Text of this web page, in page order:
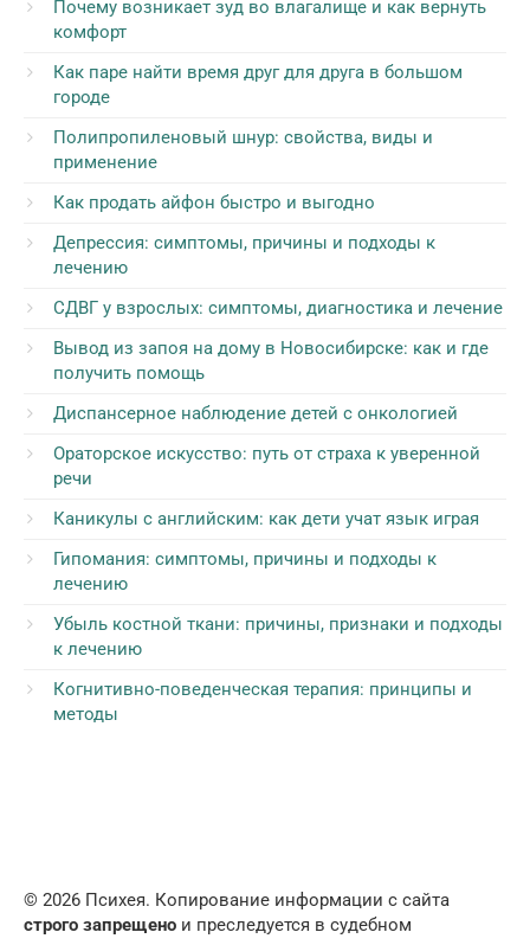
Почему возникает зуд во влагалище и как вернуть
комфорт
Как паре найти время друг для друга в большом
городе
Полипропиленовый шнур: свойства, виды и
применение
Как продать айфон быстро и выгодно
Депрессия: симптомы, причины и подходы к
лечению
СДВГ у взрослых: симптомы, диагностика и лечение
Вывод из запоя на дому в Новосибирске: как и где
получить помощь
Диспансерное наблюдение детей с онкологией
Ораторское искусство: путь от страха к уверенной
речи
Каникулы с английским: как дети учат язык играя
Гипомания: симптомы, причины и подходы к
лечению
Убыль костной ткани: причины, признаки и подходы
к лечению
Когнитивно-поведенческая терапия: принципы и
методы
© 2026 Психея. Копирование информации с сайта
строго запрещено и преследуется в судебном